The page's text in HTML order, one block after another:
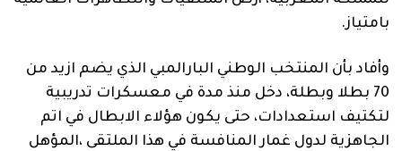
بامتياز.
وأفاد بأن المنتخب الوطني البارالمبي الذي يضم ازيد من
70 بطلا وبطلة، دخل منذ مدة في معسكرات تدريبية
لتكتيف استعدادات، حتى يكون هؤلاء الابطال في اتم
الجاهزية لدول غمار المنافسة في هذا الملتقى ،المؤهل